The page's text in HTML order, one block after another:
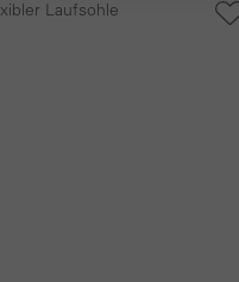
Laufsohle